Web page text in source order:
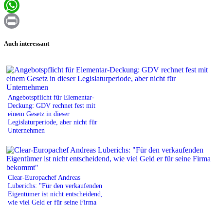
Email
WhatsApp
Auch interessant
Angebotspflicht für Elementar-
Deckung: GDV rechnet fest mit
einem Gesetz in dieser
Legislaturperiode, aber nicht für
Unternehmen
Clear-Europachef Andreas
Luberichs: "Für den verkaufenden
Eigentümer ist nicht entscheidend,
wie viel Geld er für seine Firma